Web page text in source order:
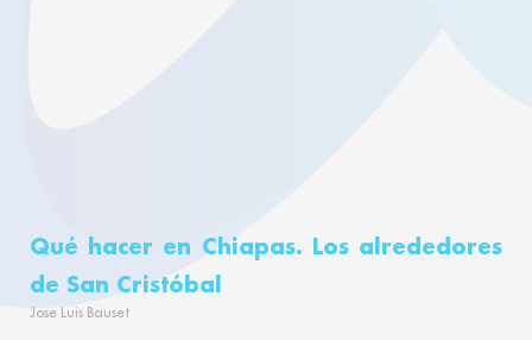
Qué hacer en Chiapas. Los alrededores
de San Cristóbal
Jose Luis Bauset